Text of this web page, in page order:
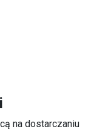
na dostarczaniu